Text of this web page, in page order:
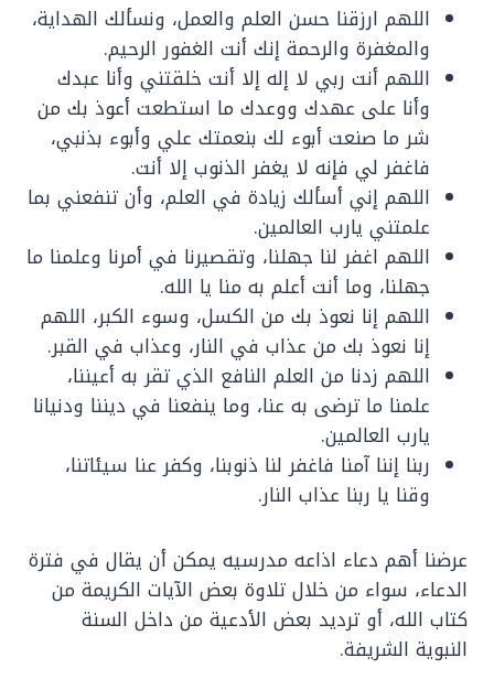
اللهم ارزقنا حسن العلم والعمل، ونسألك الهداية،
والمغفرة والرحمة إنك أنت الغفور الرحيم.
اللهم أنت ربي لا إله إلا أنت خلقتني وأنا عبدك
وأنا على عهدك ووعدك ما استطعت أعوذ بك من
شر ما صنعت أبوء لك بنعمتك علي وأبوء بذنبي،
فاغفر لي فإنه لا يغفر الذنوب إلا أنت.
اللهم إني أسألك زيادة في العلم، وأن تنفعني بما
علمتني يارب العالمين.
اللهم اغفر لنا جهلنا، وتقصيرنا في أمرنا وعلمنا ما
جهلنا، وما أنت أعلم به منا يا الله.
اللهم إنا نعوذ بك من الكسل، وسوء الكبر، اللهم
إنا نعوذ بك من عذاب في النار، وعذاب في القبر.
اللهم زدنا من العلم النافع الذي تقر به أعيننا،
علمنا ما ترضى به عنا، وما ينفعنا في ديننا ودنيانا
يارب العالمين.
ربنا إننا آمنا فاغفر لنا ذنوبنا، وكفر عنا سيئاتنا،
وقنا يا ربنا عذاب النار.
عرضنا أهم دعاء اذاعه مدرسيه يمكن أن يقال في فترة
الدعاء، سواء من خلال تلاوة بعض الآيات الكريمة من
كتاب الله، أو ترديد بعض الأدعية من داخل السنة
النبوية الشريفة.